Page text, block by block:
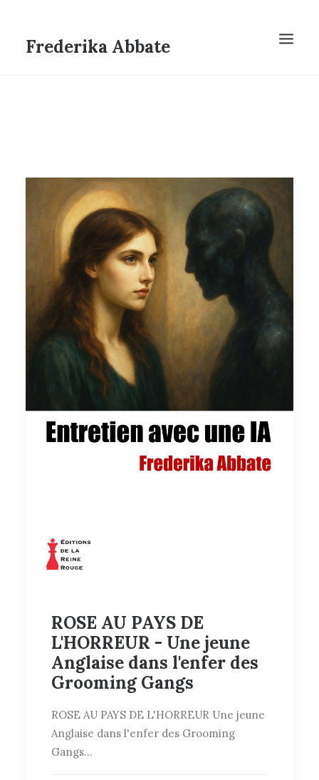
Frederika Abbate
ROSE AU PAYS DE
L'HORREUR - Une jeune
Anglaise dans l'enfer des
Grooming Gangs
ROSE AU PAYS DE L'HORREUR Une jeune
Anglaise dans l'enfer des Grooming
Gangs…